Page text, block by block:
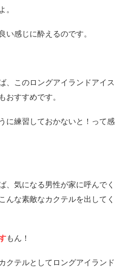
。
い感じに酔えるのです。
、このロングアイランドアイス
おすすめです。
に練習しておかないと！って感
、気になる男性が家に呼んでく
んな素敵なカクテルを出してく
もん！
クテルとしてロングアイランド